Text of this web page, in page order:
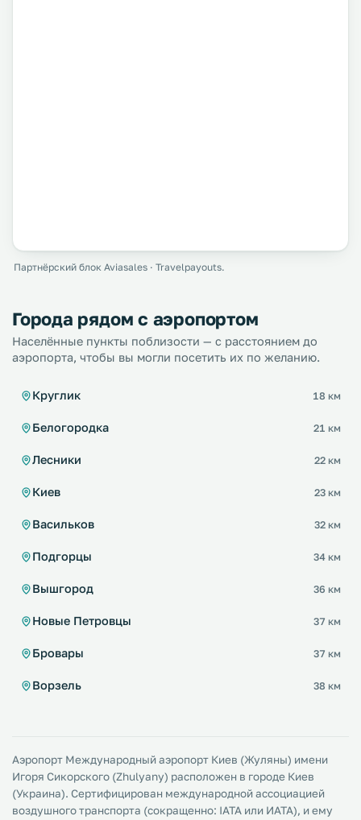
Партнёрский блок Aviasales · Travelpayouts.
Города рядом с аэропортом
Населённые пункты поблизости — с расстоянием до
аэропорта, чтобы вы могли посетить их по желанию.
Круглик 18 км
Белогородка 21 км
Лесники 22 км
Киев 23 км
Васильков 32 км
Подгорцы 34 км
Вышгород 36 км
Новые Петровцы 37 км
Бровары 37 км
Ворзель 38 км
Аэропорт Международный аэропорт Киев (Жуляны) имени
Игоря Сикорского (Zhulyany) расположен в городе Киев
(Украина). Сертифицирован международной ассоциацией
воздушного транспорта (сокращенно: IATA или ИАТА), и ему